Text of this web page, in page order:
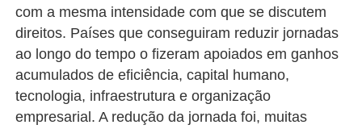
com a mesma intensidade com que se discutem
direitos. Países que conseguiram reduzir jornadas
ao longo do tempo o fizeram apoiados em ganhos
acumulados de eficiência, capital humano,
tecnologia, infraestrutura e organização
empresarial. A redução da jornada foi, muitas